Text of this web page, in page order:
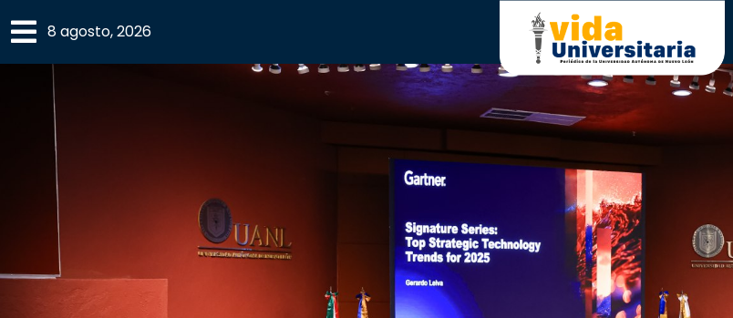
×
ACADEMIA
CAMPUS
COMUNIDAD
CULTURA
8 agosto, 2026